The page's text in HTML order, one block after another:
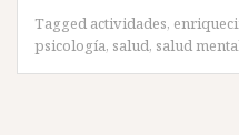
Tagged actividades,
psicología, salud, salud